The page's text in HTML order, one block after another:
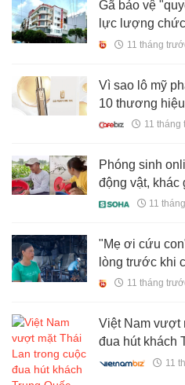
Gã bảo vệ
lực lượng
11 tháng
Vì sao lô mỹ
10 thương
Thơ?
11 tháng
Phóng sinh
động vật, khác
11
"Mẹ ơi cứu
lòng trước khi
cháy kinh
11 tháng
Việt Nam vượt
đua hút khách
11